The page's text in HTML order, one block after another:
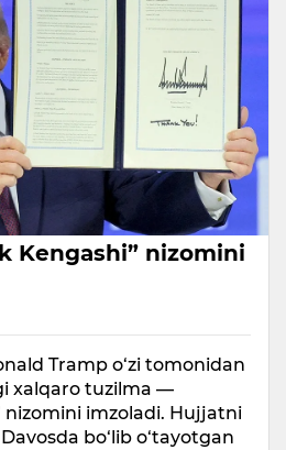
Kengashi” nizomini
Tramp o‘zi tomonidan
xalqaro tuzilma —
nizomini imzoladi. Hujjatni
bo‘lib o‘tayotgan